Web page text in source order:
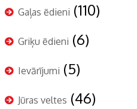
Gaļas ēdieni (110)
Griķu ēdieni (6)
Ievārījumi (5)
Jūras veltes (46)